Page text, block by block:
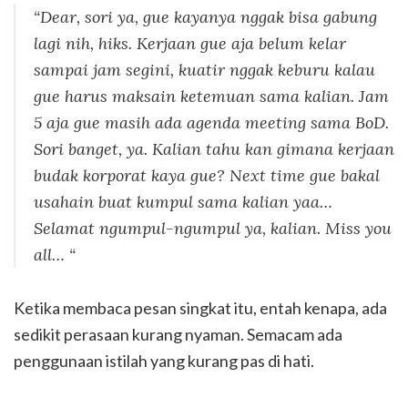
“Dear, sori ya, gue kayanya nggak bisa gabung
lagi nih, hiks. Kerjaan gue aja belum kelar
sampai jam segini, kuatir nggak keburu kalau
gue harus maksain ketemuan sama kalian. Jam
5 aja gue masih ada agenda meeting sama BoD.
Sori banget, ya. Kalian tahu kan gimana kerjaan
budak korporat kaya gue? Next time gue bakal
usahain buat kumpul sama kalian yaa…
Selamat ngumpul-ngumpul ya, kalian. Miss you
all… “
Ketika membaca pesan singkat itu, entah kenapa, ada
sedikit perasaan kurang nyaman. Semacam ada
penggunaan istilah yang kurang pas di hati.